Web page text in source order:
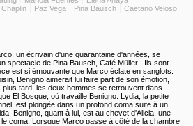
Paz Vega Pina Bausch
Caetano Veloso
un écrivain d'une quarantaine d'années, se
spectacle de Pina Bausch, Café Müller . Ils sont
est si émouvante que Marco éclate en sanglots.
Benigno aimerait lui faire part de son émotion,
tard, les deux hommes se retrouvent dans
El Bosque, où travaille Benigno. Lydia, la petite
est plongée dans un profond coma suite à un
Benigno, quant à lui, est au chevet d'Alicia, une
coma. Lorsque Marco passe à côté de la chambre